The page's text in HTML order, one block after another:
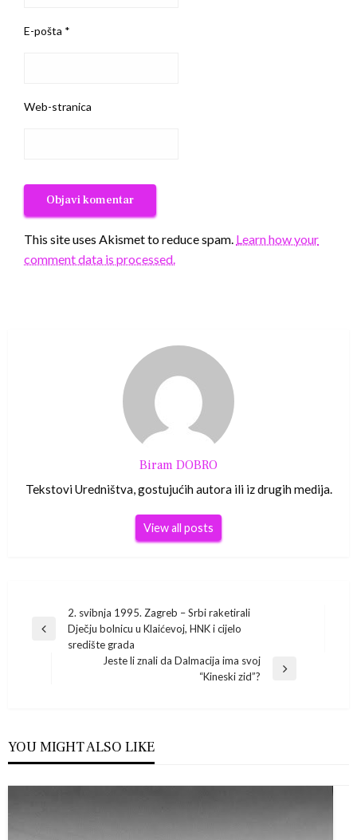
E-pošta *
Web-stranica
This site uses Akismet to reduce spam. Learn how your
comment data is processed.
Biram DOBRO
Tekstovi Uredništva, gostujućih autora ili iz drugih medija.
View all posts
Navigacija
objava
Previous
2. svibnja 1995. Zagreb – Srbi raketirali
Dječju bolnicu u Klaićevoj, HNK i cijelo
središte grada
Jeste li znali da Dalmacija ima svoj
“Kineski zid”?
YOU MIGHT ALSO LIKE